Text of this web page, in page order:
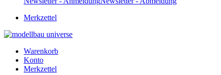
Merkzettel
Warenkorb
Konto
Merkzettel